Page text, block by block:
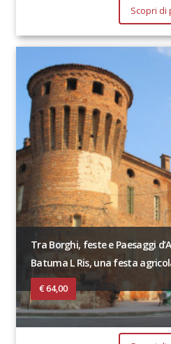
Scopri di
Tra Borghi, feste e Paesaggi
Batuma L Ris, una festa
€ 64,00